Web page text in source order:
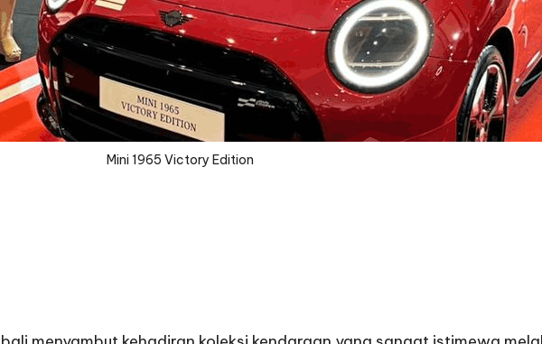
Mini 1965 Victory Edition